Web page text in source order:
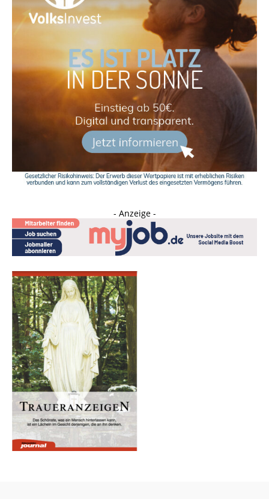
- Anzeige -